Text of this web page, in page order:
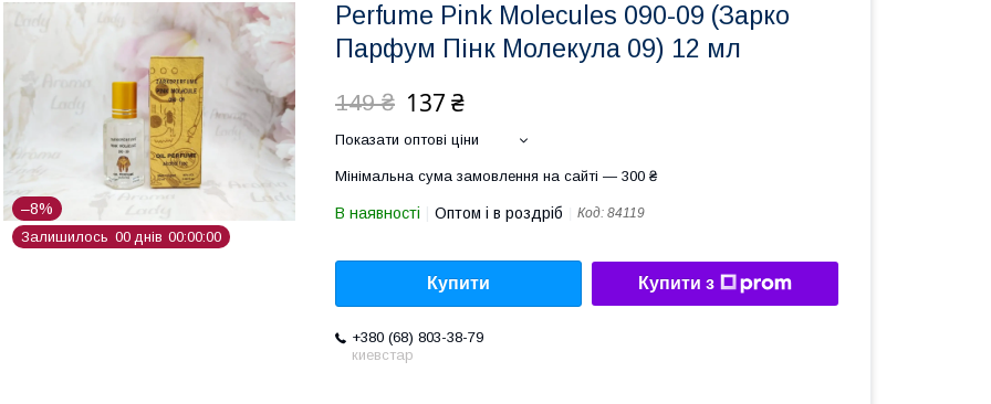
–8%
Залишилось 00 днів 00 00 00
Perfume Pink Molecules 090-09 (Зарко
Парфум Пінк Молекула 09) 12 мл
149 ₴ 137 ₴
Показати оптові ціни
Мінімальна сума замовлення на сайті — 300 ₴
В наявності Оптом і в роздріб Код: 84119
Купити Купити з
+380 (68) 803-38-79
киевстар